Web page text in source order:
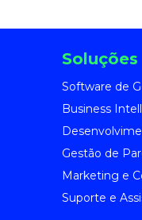
Soluções
Software de
Business
Gestão de
Marketing e
Suporte e